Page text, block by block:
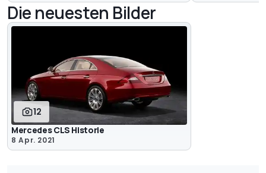
Die neuesten Bilder
12
Mercedes CLS Historie
8 Apr. 2021